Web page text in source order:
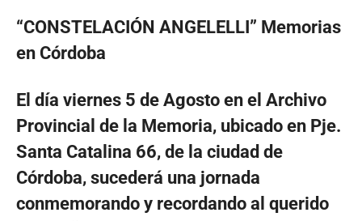
“CONSTELACIÓN ANGELELLI” Memorias
en Córdoba
El día viernes 5 de Agosto en el Archivo
Provincial de la Memoria, ubicado en Pje.
Santa Catalina 66, de la ciudad de
Córdoba, sucederá una jornada
conmemorando y recordando al querido